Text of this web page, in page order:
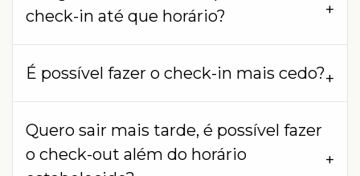
check-in até que horário?
É possível fazer o check-in mais cedo?
Quero sair mais tarde, é possível fazer
o check-out além do horário